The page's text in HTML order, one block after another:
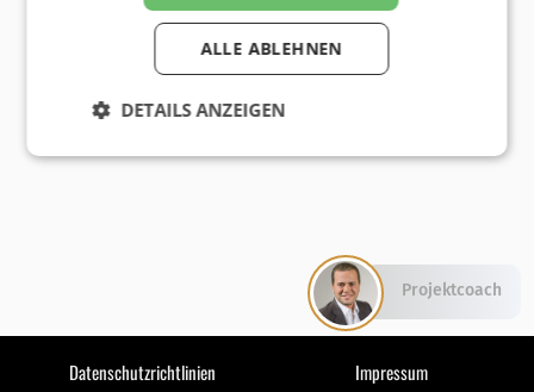
Datenschutzrichtlinien Impressum
ALLE ABLEHNEN
DETAILS ANZEIGEN
Projektcoach